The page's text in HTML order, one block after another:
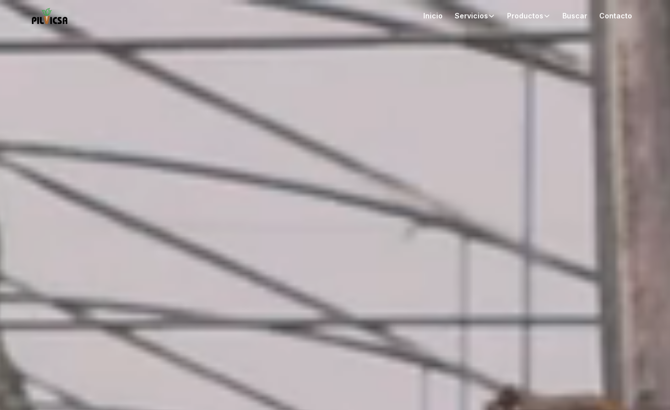
Inicio Servicios Productos Buscar Contacto